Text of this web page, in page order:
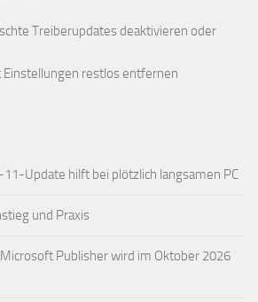
Treiberupdates deaktivieren oder
restlos entfernen
Update hilft bei plötzlich langsamen PC
und Praxis
Microsoft Publisher wird im Oktober 2026